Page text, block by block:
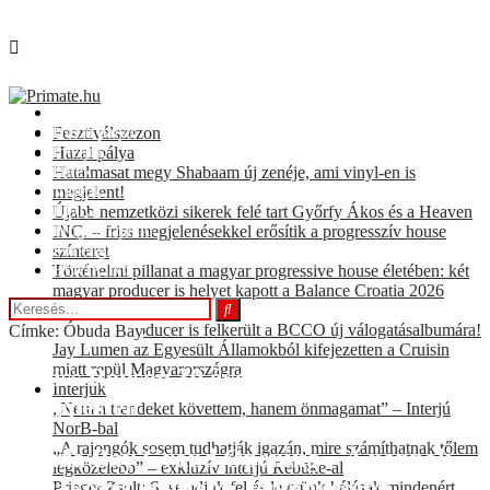
Fesztiválszezon
Hazai pálya
Hatalmasat megy Shabaam új zenéje, ami vinyl-en is
megjelent!
Újabb nemzetközi sikerek felé tart Győrfy Ákos és a Heaven
INC. – friss megjelenésekkel erősítik a progresszív house
színteret
Történelmi pillanat a magyar progressive house életében: két
magyar producer is helyet kapott a Balance Croatia 2026
hivatalos válogatásán
Két hazai producer is felkerült a BCCO új válogatásalbumára!
Jay Lumen az Egyesült Államokból kifejezetten a Cruisin
miatt repül Magyarországra
Interjúk
„Nem a trendeket követtem, hanem önmagamat” – Interjú
NorB-bal
„A rajongók sosem tudhatják igazán, mire számíthatnak tőlem
legközelebb” – exkluzív interjú Rebūke-al
Hazai pálya
Interjúk
Hírek
Videók
KULT
Programajánló
For english speakers
BOOKING
Címke: Óbuda Bay
Chriss Ronson 30 éves jubileuma
Budapesten
Óbuda Bay Grand Opening – A nappali